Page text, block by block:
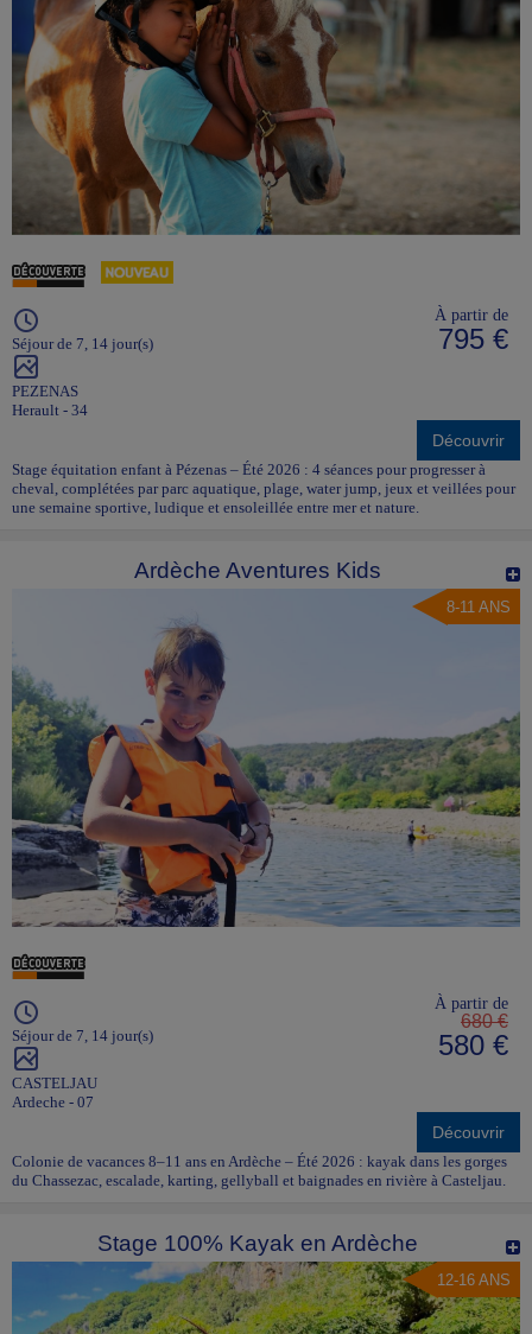
Séjour de 7, 14 jour(s)
PEZENAS
Herault - 34
À partir de
795 €
Découvrir
Stage équitation enfant à Pézenas – Été 2026 : 4 séances pour progresser à
cheval, complétées par parc aquatique, plage, water jump, jeux et veillées pour
une semaine sportive, ludique et ensoleillée entre mer et nature.
Ardèche Aventures Kids
8-11 ANS
Séjour de 7, 14 jour(s)
CASTELJAU
Ardeche - 07
À partir de
680 €
580 €
Découvrir
Colonie de vacances 8–11 ans en Ardèche – Été 2026 : kayak dans les gorges
du Chassezac, escalade, karting, gellyball et baignades en rivière à Casteljau.
Stage 100% Kayak en Ardèche
12-16 ANS